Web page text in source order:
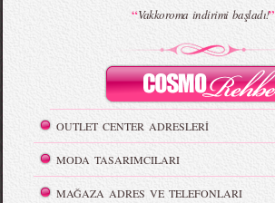
“Vakkoroma indirimi başladı!”
OUTLET CENTER ADRESLERİ
MODA TASARIMCILARI
MAĞAZA ADRES VE TELEFONLARI